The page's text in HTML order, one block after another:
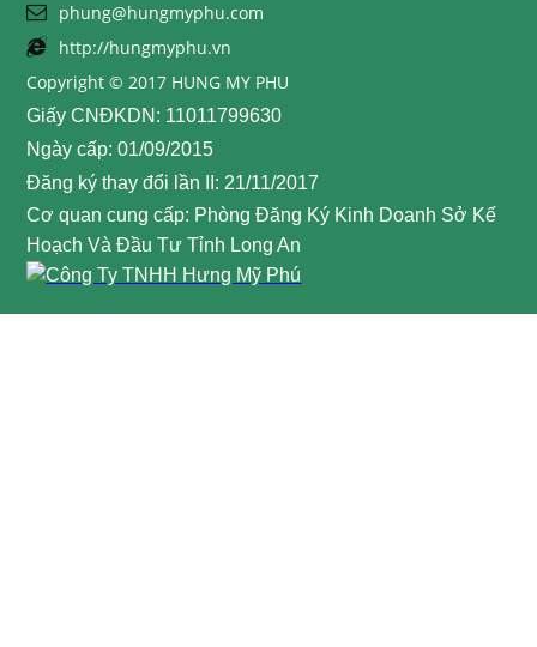
phung@hungmyphu.com
http://hungmyphu.vn
Copyright © 2017 HUNG MY PHU
Giấy CNĐKDN: 11011799630
Ngày cấp: 01/09/2015
Đăng ký thay đổi lần II: 21/11/2017
Cơ quan cung cấp: Phòng Đăng Ký Kinh Doanh Sở Kế
Hoạch Và Đầu Tư Tỉnh Long An